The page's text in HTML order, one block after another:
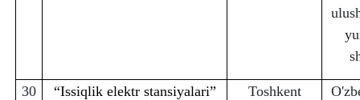
30
“Issiqlik elektr stansiyalari”
Toshkent